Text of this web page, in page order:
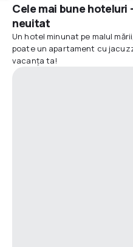
Cele mai bune
neuitat
Un hotel minunat pe malul
poate un apartament cu
vacanța ta!